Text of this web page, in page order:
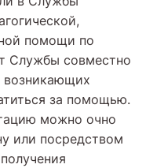
помощи по
Службы совместно
возникающих
за помощью.
можно очно
или посредством